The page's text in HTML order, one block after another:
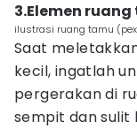
3.Elemen
ilustrasi ruang tamu
Saat
kecil, ingatlah
pergerakan di
sempit dan sulit